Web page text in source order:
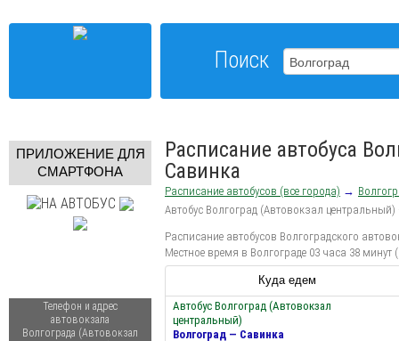
Поиск
ПРИЛОЖЕНИЕ ДЛЯ
СМАРТФОНА
Телефон и адрес
автовокзала
Волгограда (Автовокзал
Расписание автобуса
Савинка
Расписание автобусов (все города) →
Автобус Волгоград (Автовокзал
Расписание автобусов Волгоградского
Местное время в Волгограде 03 часа 38
Куда едем
Автобус Волгоград (Автовокзал
центральный)
Волгоград — Савинка